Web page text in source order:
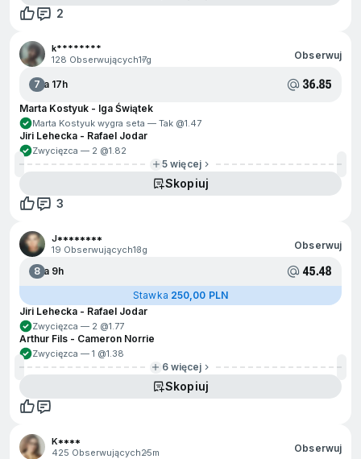
2
k********
128 Obserwujących17g Obserwuj
7Za 17h 36.85
Marta Kostyuk - Iga Świątek
Marta Kostyuk wygra seta — Tak @1.47
Jiri Lehecka - Rafael Jodar
Zwycięzca — 2 @1.82
5 więcej
Skopiuj
3
J********
19 Obserwujących13g Obserwuj
8Za 9h 45.48
Stawka 250,00 PLN
Jiri Lehecka - Rafael Jodar
Zwycięzca — 2 @1.77
Arthur Fils - Cameron Norrie
Zwycięzca — 1 @1.38
6 więcej
Skopiuj
K****
425 Obserwujących25m Obserwuj